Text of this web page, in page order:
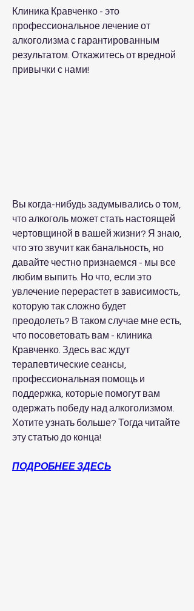
Клиника Кравченко - это
профессиональное лечение от
алкоголизма с гарантированным
результатом. Откажитесь от вредной
привычки с нами!
Вы когда-нибудь задумывались о том,
что алкоголь может стать настоящей
чертовщиной в вашей жизни? Я знаю,
что это звучит как банальность, но
давайте честно признаемся - мы все
любим выпить. Но что, если это
увлечение перерастет в зависимость,
которую так сложно будет
преодолеть? В таком случае мне есть,
что посоветовать вам - клиника
Кравченко. Здесь вас ждут
терапевтические сеансы,
профессиональная помощь и
поддержка, которые помогут вам
одержать победу над алкоголизмом.
Хотите узнать больше? Тогда читайте
эту статью до конца!
ПОДРОБНЕЕ ЗДЕСЬ